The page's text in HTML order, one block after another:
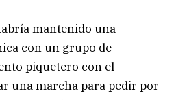
mantenido una
con un grupo de
piquetero con el
una marcha para pedir por